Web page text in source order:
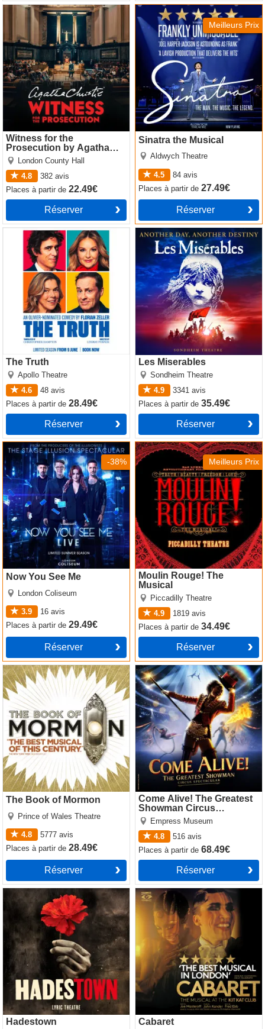
Witness for the
Prosecution by Agatha
Christie
London County Hall
4.8
382 avis
Placesà partir de22.49€
Réserver
Witness for the Prosecution
by Agatha Christie
Meilleurs Prix
Sinatra the Musical
Aldwych Theatre
4.5 84 avis
Placesà partir de27.49€
Réserver
Sinatra the Musical
The Truth
Apollo Theatre
4.6
48 avis
Placesà partir de28.49€
Réserver
The Truth
Les Miserables
Sondheim Theatre
4.9
3341 avis
Placesà partir de35.49€
Réserver
Les Miserables
-38%
Now You See Me
London Coliseum
3.9 16 avis
Placesà partir de29.49€
Réserver
Now You See Me
Meilleurs Prix
Moulin Rouge! The
Musical
Piccadilly Theatre
4.9
1819 avis
Placesà partir de34.49€
Réserver
Moulin Rouge! The Musical
The Book of Mormon
Prince of Wales Theatre
4.8 5777 avis
Placesà partir de28.49€
Réserver
The Book of Mormon
Come Alive! The Greatest
Showman Circus
Spectacular
Empress Museum
4.8
516 avis
Placesà partir de68.49€
Réserver
Come Alive! The Greatest
Showman Circus Spectacular
Hadestown
Hadestown
Cabaret
Cabaret